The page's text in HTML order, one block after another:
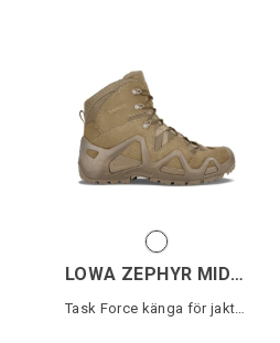
LOWA ZEPHYR MID TF
Task Force känga för jakt och militär